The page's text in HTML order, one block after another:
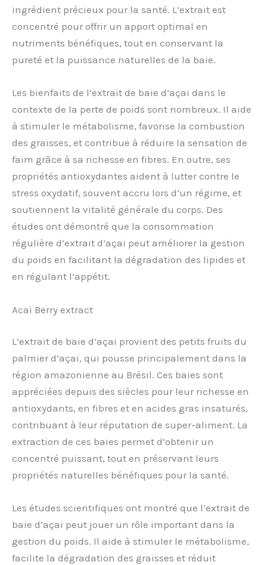
ingrédient précieux pour la santé. L’extrait est
concentré pour offrir un apport optimal en
nutriments bénéfiques, tout en conservant la
pureté et la puissance naturelles de la baie.
Les bienfaits de l’extrait de baie d’açai dans le
contexte de la perte de poids sont nombreux. Il aide
à stimuler le métabolisme, favorise la combustion
des graisses, et contribue à réduire la sensation de
faim grâce à sa richesse en fibres. En outre, ses
propriétés antioxydantes aident à lutter contre le
stress oxydatif, souvent accru lors d’un régime, et
soutiennent la vitalité générale du corps. Des
études ont démontré que la consommation
régulière d’extrait d’açai peut améliorer la gestion
du poids en facilitant la dégradation des lipides et
en régulant l’appétit.
Acai Berry extract
L’extrait de baie d’açai provient des petits fruits du
palmier d’açai, qui pousse principalement dans la
région amazonienne au Brésil. Ces baies sont
appréciées depuis des siècles pour leur richesse en
antioxydants, en fibres et en acides gras insaturés,
contribuant à leur réputation de super-aliment. La
extraction de ces baies permet d’obtenir un
concentré puissant, tout en préservant leurs
propriétés naturelles bénéfiques pour la santé.
Les études scientifiques ont montré que l’extrait de
baie d’açai peut jouer un rôle important dans la
gestion du poids. Il aide à stimuler le métabolisme,
facilite la dégradation des graisses et réduit